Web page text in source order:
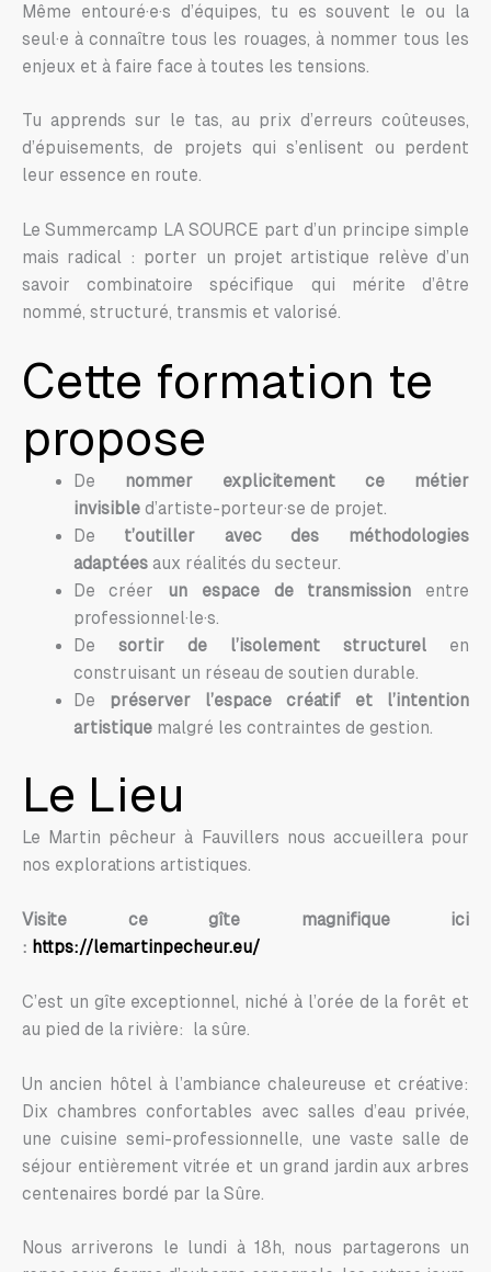
Même entouré·e·s d’équipes, tu es souvent le ou la
seul·e à connaître tous les rouages, à nommer tous les
enjeux et à faire face à toutes les tensions.
Tu apprends sur le tas, au prix d’erreurs coûteuses,
d’épuisements, de projets qui s’enlisent ou perdent
leur essence en route.
Le Summercamp LA SOURCE part d’un principe simple
mais radical : porter un projet artistique relève d’un
savoir combinatoire spécifique qui mérite d’être
nommé, structuré, transmis et valorisé.
Cette formation te
propose
De nommer explicitement ce métier
invisibled’artiste-porteur·se de projet.
De t’outiller avec des méthodologies
adaptéesaux réalités du secteur.
De créer un espace de transmission entre
professionnel·le·s.
De sortir de l’isolement structurelen
construisant un réseau de soutien durable.
De préserver l’espace créatif et l’intention
artistiquemalgré les contraintes de gestion.
Le Lieu
Le Martin pêcheur à Fauvillers nous accueillera pour
nos explorations artistiques.
Visite ce gîte magnifique ici
: https://lemartinpecheur.eu/
C’est un gîte exceptionnel, niché à l’orée de la forêt et
au pied de la rivière: la sûre.
Un ancien hôtel à l’ambiance chaleureuse et créative:
Dix chambres confortables avec salles d’eau privée,
une cuisine semi-professionnelle, une vaste salle de
séjour entièrement vitrée et un grand jardin aux arbres
centenaires bordé par la Sûre.
Nous arriverons le lundi à 18h, nous partagerons un